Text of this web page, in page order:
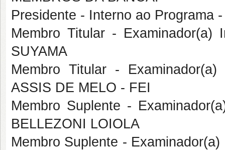
Presidente - Interno ao Programa
Membro Titular -
SUYAMA
Membro Titular -
ASSIS DE MELO - FEI
Membro Suplente -
BELLEZONI LOIOLA
Membro Suplente -